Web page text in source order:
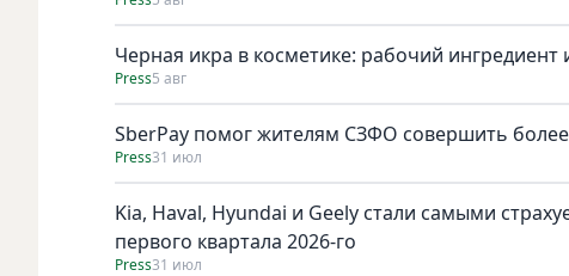
Черная икра в косметике: рабочий ингредиент
Press5 авг
SberPay помог жителям СЗФО совершить
Press31 июл
Kia, Haval, Hyundai и Geely стали самыми
первого квартала 2026-го
Press31 июл